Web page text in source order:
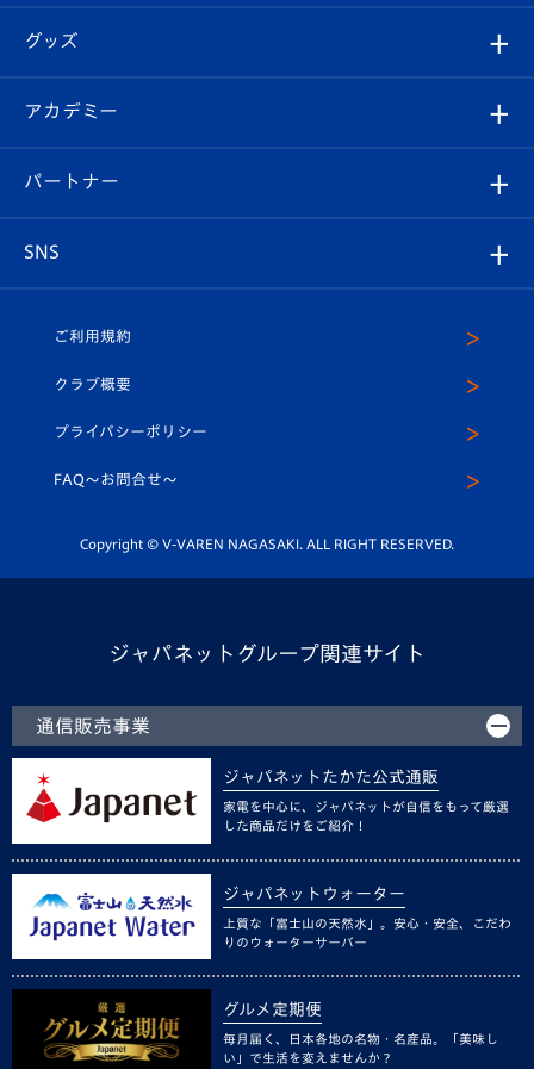
チケット
イベント
メディア
ホームタウン
スタッフプロフィール
マスコット紹介
平和祈念活動
ホームタウン活動
はじめての観戦ガイド
Revive Team
ヴィヴィくんの長崎おもてなしガイド
フォトギャラリー
スタジアムグルメ
チケット
V-LOVERS（ファンクラブ）
プレイヤーズスイート
グッズ
オンラインショップ
店舗情報
アカデミー
育成からのお知らせ
U-18
スクール
パートナー
SNS
ヴィヴィくんインスタグラム
公式LINE＠
ご利用規約
クラブ概要
プライバシーポリシー
FAQ〜お問合せ〜
Copyright © V-VAREN NAGASAKI. ALL RIGHT RESERVED.
ジャパネットグループ関連サイト
通信販売事業
ジャパネットたかた公式通販
家電を中心に、ジャパネットが自信をもって厳選
した商品だけをご紹介！
ジャパネットウォーター
上質な「富士山の天然水」。安心・安全、こだわ
りのウォーターサーバー
グルメ定期便
毎月届く、日本各地の名物・名産品。「美味し
い」で生活を変えませんか？